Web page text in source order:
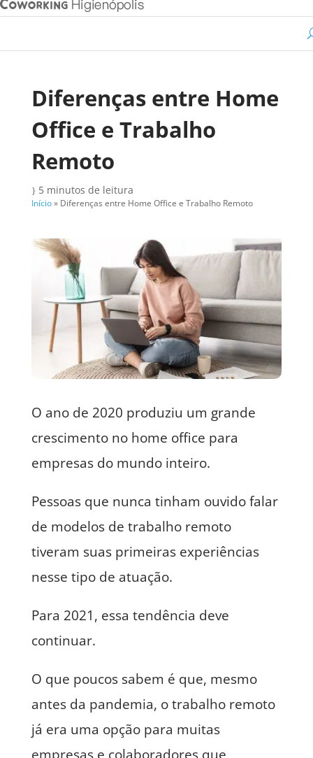
Diferenças entre Home
Office e Trabalho
Remoto
} 5 minutos de leitura
Início» Diferenças entre Home Office e Trabalho Remoto
O ano de 2020 produziu um grande
crescimento no home office para
empresas do mundo inteiro.
Pessoas que nunca tinham ouvido falar
de modelos de trabalho remoto
tiveram suas primeiras experiências
nesse tipo de atuação.
Para 2021, essa tendência deve
continuar.
O que poucos sabem é que, mesmo
antes da pandemia, o trabalho remoto
já era uma opção para muitas